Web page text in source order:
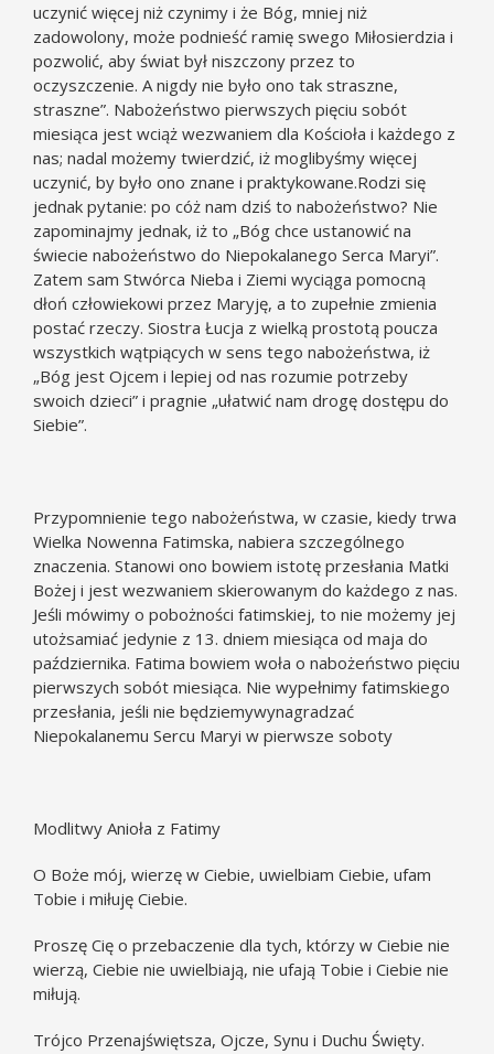
uczynić więcej niż czynimy i że Bóg, mniej niż
zadowolony, może podnieść ramię swego Miłosierdzia i
pozwolić, aby świat był niszczony przez to
oczyszczenie. A nigdy nie było ono tak straszne,
straszne”. Nabożeństwo pierwszych pięciu sobót
miesiąca jest wciąż wezwaniem dla Kościoła i każdego z
nas; nadal możemy twierdzić, iż moglibyśmy więcej
uczynić, by było ono znane i praktykowane.Rodzi się
jednak pytanie: po cóż nam dziś to nabożeństwo? Nie
zapominajmy jednak, iż to „Bóg chce ustanowić na
świecie nabożeństwo do Niepokalanego Serca Maryi”.
Zatem sam Stwórca Nieba i Ziemi wyciąga pomocną
dłoń człowiekowi przez Maryję, a to zupełnie zmienia
postać rzeczy. Siostra Łucja z wielką prostotą poucza
wszystkich wątpiących w sens tego nabożeństwa, iż
„Bóg jest Ojcem i lepiej od nas rozumie potrzeby
swoich dzieci” i pragnie „ułatwić nam drogę dostępu do
Siebie”.
Przypomnienie tego nabożeństwa, w czasie, kiedy trwa
Wielka Nowenna Fatimska, nabiera szczególnego
znaczenia. Stanowi ono bowiem istotę przesłania Matki
Bożej i jest wezwaniem skierowanym do każdego z nas.
Jeśli mówimy o pobożności fatimskiej, to nie możemy jej
utożsamiać jedynie z 13. dniem miesiąca od maja do
października. Fatima bowiem woła o nabożeństwo pięciu
pierwszych sobót miesiąca. Nie wypełnimy fatimskiego
przesłania, jeśli nie będziemywynagradzać
Niepokalanemu Sercu Maryi w pierwsze soboty
Modlitwy Anioła z Fatimy
O Boże mój, wierzę w Ciebie, uwielbiam Ciebie, ufam
Tobie i miłuję Ciebie.
Proszę Cię o przebaczenie dla tych, którzy w Ciebie nie
wierzą, Ciebie nie uwielbiają, nie ufają Tobie i Ciebie nie
miłują.
Trójco Przenajświętsza, Ojcze, Synu i Duchu Święty.